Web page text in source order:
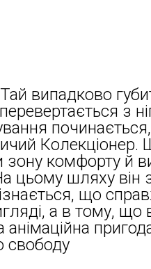
випадково
з
Колекціонер.
зону комфорту й
цьому шляху він
що
а в тому, що
свободу